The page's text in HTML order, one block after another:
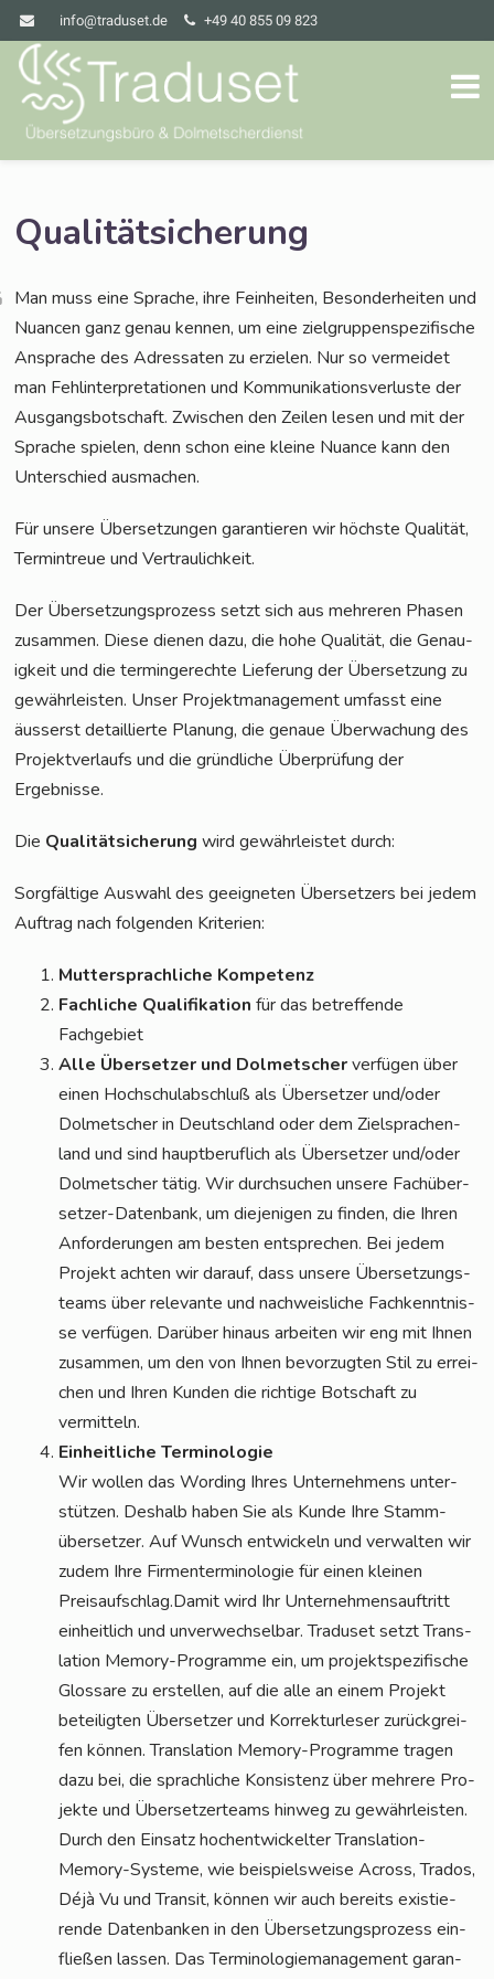
info@traduset.de +49 40 855 09 823
Qualitätsicherung
Man muss eine Spra­che, ihre Fein­hei­ten, Beson­der­hei­ten und
Nuan­cen ganz genau ken­nen, um eine ziel­grup­pen­spe­zi­fi­sche
Anspra­che des Adres­sa­ten zu erzie­len. Nur so ver­mei­det
man Fehl­in­ter­pre­ta­tio­nen und Kom­mu­ni­ka­ti­ons­ver­lus­te der
Aus­gangs­bot­schaft. Zwi­schen den Zei­len lesen und mit der
Spra­che spie­len, denn schon eine klei­ne Nuan­ce kann den
Unter­schied ausmachen.
Für unse­re Über­set­zun­gen garan­tie­ren wir höchs­te Qua­li­tät,
Ter­min­treue und Vertraulichkeit.
Der Über­set­zungs­pro­zess setzt sich aus meh­re­ren Pha­sen
zusam­men. Die­se die­nen dazu, die hohe Qua­li­tät, die Genau­
ig­keit und die ter­min­ge­rech­te Lie­fe­rung der Über­set­zung zu
gewähr­leis­ten. Unser Pro­jekt­ma­nage­ment umfasst eine
äus­serst detail­lier­te Pla­nung, die genaue Über­wa­chung des
Pro­jekt­ver­laufs und die gründ­li­che Über­prü­fung der
Ergebnisse.
Die Qua­li­tät­s­i­che­rung wird gewähr­leis­tet durch:
Sorg­fäl­ti­ge Aus­wahl des geeig­ne­ten Über­set­zers bei jedem
Auf­trag nach fol­gen­den Kriterien:
Mut­ter­sprach­li­che Kompetenz
Fach­li­che Qua­li­fi­ka­ti­on für das betref­fen­de
Fachgebiet
Alle Über­set­zer und Dol­met­scherver­fü­gen über
einen Hoch­schul­ab­schluß als Über­set­zer und/oder
Dol­met­scher in Deutsch­land oder dem Ziel­spra­chen­
land und sind haupt­be­ruf­lich als Über­set­zer und/oder
Dol­met­scher tätig. Wir durch­su­chen unse­re Fach­über­
set­zer-Daten­bank, um die­je­ni­gen zu fin­den, die Ihren
Anfor­de­run­gen am bes­ten ent­spre­chen. Bei jedem
Pro­jekt ach­ten wir dar­auf, dass unse­re Über­set­zungs­
teams über rele­van­te und nach­weis­li­che Fach­kennt­nis­
se ver­fü­gen. Dar­über hin­aus arbei­ten wir eng mit Ihnen
zusam­men, um den von Ihnen bevor­zug­ten Stil zu errei­
chen und Ihren Kun­den die rich­ti­ge Bot­schaft zu
vermitteln.
Ein­heit­li­che Terminologie
Wir wol­len das Wor­ding Ihres Unter­neh­mens unter­
stüt­zen. Des­halb haben Sie als Kun­de Ihre Stamm­
über­set­zer. Auf Wunsch ent­wi­ckeln und ver­wal­ten wir
zudem Ihre Fir­men­ter­mi­no­lo­gie für einen klei­nen
Preisaufschlag.Damit wird Ihr Unter­neh­mens­auf­tritt
ein­heit­lich und unver­wech­sel­bar. Tra­du­set setzt Trans­
la­ti­on Memo­ry-Pro­gram­me ein, um pro­jekt­spe­zi­fi­sche
Glos­sa­re zu erstel­len, auf die alle an einem Pro­jekt
betei­lig­ten Über­set­zer und Kor­rek­tur­le­ser zurück­grei­
fen kön­nen. Trans­la­ti­on Memo­ry-Pro­gram­me tra­gen
dazu bei, die sprach­li­che Kon­sis­tenz über meh­re­re Pro­
jek­te und Über­set­zer­teams hin­weg zu gewähr­leis­ten.
Durch den Ein­satz hoch­ent­wi­ckel­ter Trans­la­ti­on-
Memo­ry-Sys­te­me, wie bei­spiels­wei­se Across, Tra­dos,
Déjà Vu und Tran­sit, kön­nen wir auch bereits exis­tie­
ren­de Daten­ban­ken in den Über­set­zungs­pro­zess ein­
flie­ßen las­sen. Das Ter­mi­no­lo­gie­ma­nage­ment garan­